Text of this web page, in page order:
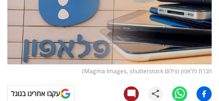
רכילות
קריפטו
ויראלי
חברת פלאפון (צילום Magma Images, shutterstock)
עקבו אחרינו בגוגל